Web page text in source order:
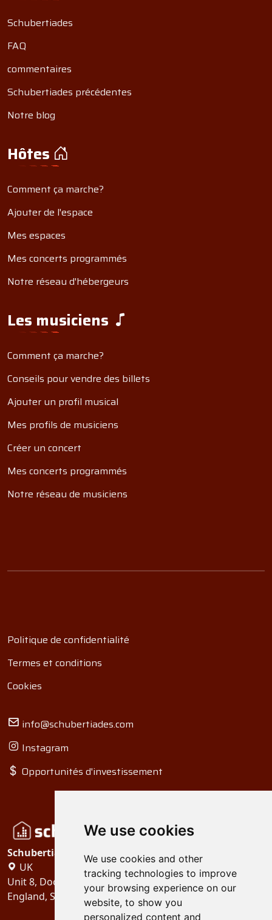
We use cookies
We use cookies and other
tracking technologies to improve
your browsing experience on our
website, to show you
personalized content and
Schubertiades
FAQ
commentaires
Schubertiades précédentes
Notre blog
Hôtes
Comment ça marche?
Ajouter de l'espace
Mes espaces
Mes concerts programmés
Notre réseau d'hébergeurs
Les musiciens
Comment ça marche?
Conseils pour vendre des billets
Ajouter un profil musical
Mes profils de musiciens
Créer un concert
Mes concerts programmés
Notre réseau de musiciens
Politique de confidentialité
Termes et conditions
Cookies
info@schubertiades.com
Instagram
Opportunités d'investissement
Schubertiades, Ltd.
UK
Unit 8, Dock Offices, Surrey Quays Road, London
England, SE16 2XU